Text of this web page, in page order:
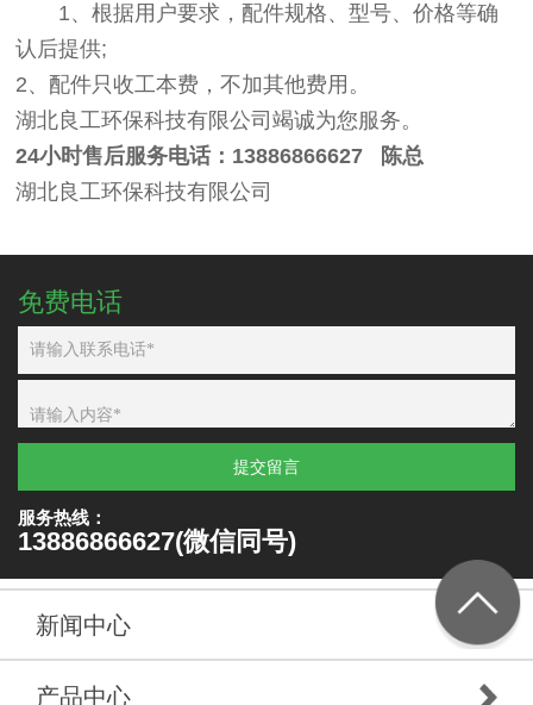
1、根据用户要求，配件规格、型号、价格等确
认后提供;
2、配件只收工本费，不加其他费用。
湖北良工环保科技有限公司竭诚为您服务。
24小时售后服务电话：13886866627 陈总
湖北良工环保科技有限公司
免费电话
提交留言
服务热线：
13886866627(微信同号)
新闻中心
产品中心